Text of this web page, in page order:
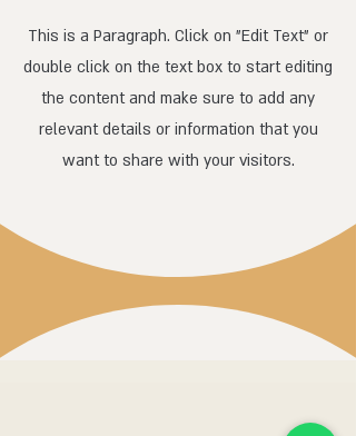
This is a Paragraph. Click on "Edit Text" or
double click on the text box to start editing
the content and make sure to add any
relevant details or information that you
want to share with your visitors.